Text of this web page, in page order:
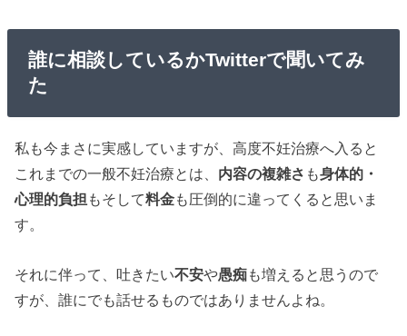
誰に相談しているかTwitterで聞いてみ
た
私も今まさに実感していますが、高度不妊治療へ入ると
これまでの一般不妊治療とは、 内容の複雑さ も身体的・
心理的負担 もそして料金も圧倒的に違ってくると思いま
す。
それに伴って、吐きたい不安や愚痴も増えると思うので
すが、誰にでも話せるものではありませんよね。